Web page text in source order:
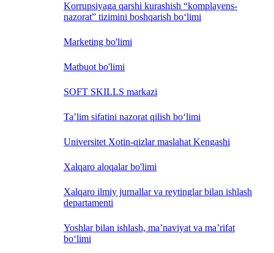
Korrupsiyaga qarshi kurashish “komplayens-
nazorat” tizimini boshqarish bo‘limi
Marketing bo'limi
Matbuot bo'limi
SOFT SKILLS markazi
Ta’lim sifatini nazorat qilish bo‘limi
Universitet Xotin-qizlar maslahat Kengashi
Xalqaro aloqalar bo'limi
Xalqaro ilmiy jurnallar va reytinglar bilan ishlash
departamenti
Yoshlar bilan ishlash, ma’naviyat va ma’rifat
bo‘limi